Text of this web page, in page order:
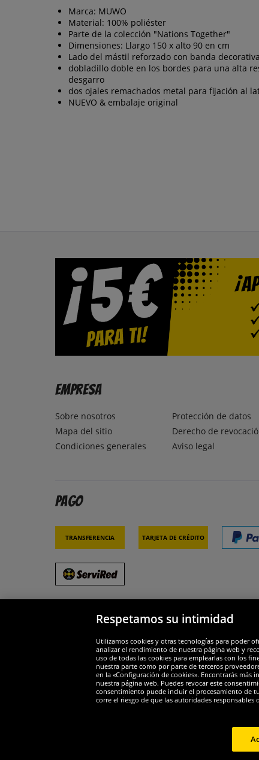
Marca: MUWO
Material: 100% poliéster
Parte de la colección "Nations Together"
Dimensiones: Llargo 150 x alto 90 en cm
Lado del mástil reforzado con banda
dobladillo doble en los bordes para una alta
desgarro
dos ojales remachados metal para fijación al
NUEVO & embalaje original
Empresa
Sobre nosotros
Mapa del sitio
Condiciones generales
Protección de datos
Derecho de
Aviso legal
Pago
Transferencia Tarjeta de crédito
Widerruf
Respetamos su intimidad
Utilizamos cookies y otras tecnologías para poder
analizar el rendimiento de nuestra página web y
uso de todas las cookies para emplearlas con los
nuestra parte como por parte de terceros
en la «Configuración de cookies». Encontrarás
nuestra página web. Puedes revocar este
consentimiento puede incluir el procesamiento de
corre el riesgo de que las autoridades